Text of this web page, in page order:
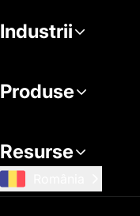
Industrii
Produse
Resurse